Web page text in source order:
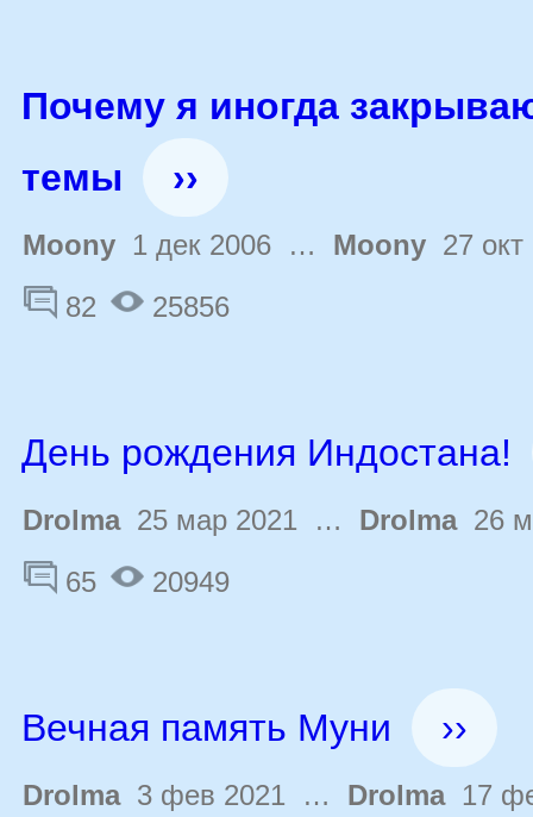
Почему я иногда
темы
››
Moony 1 дек 2006 … Moony 27 окт
82
25856
День рождения Индостана!
Drolma25 мар 2021 … Drolma26
65
20949
Вечная память Муни ››
Drolma3 фев 2021 … Drolma17